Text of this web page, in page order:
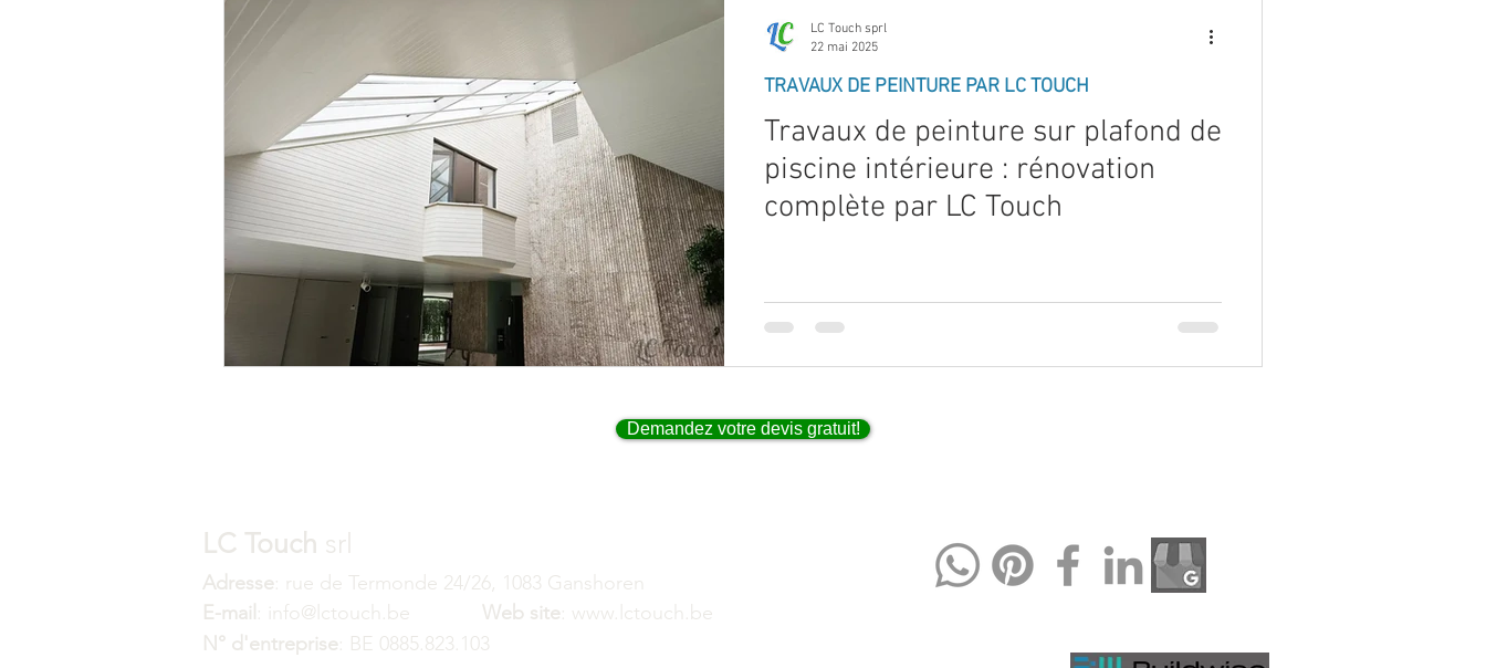
Rénovation de cage d'Escalier Travaux de menuiserie LC Touch
Travaux de Plafonnage Carrelage intérieur & extérieur
Pose et rénovation de Parquet Pose de Tapis pour Bureaux
Faux-Plafond Suspendu Rénovation de Bureaux
Vernissage - Vitrification parquets
Travaux de peinture sur plafond de
piscine intérieure : rénovation
complète par LC Touch
TRAVAUX DE PEINTURE PAR LC TOUCH
LC Touch sprl
22 mai 2025
Demandez votre devis gratuit!
LC Touch srl
Adresse: rue de Termonde 24/26, 1083 Ganshoren
E-mail : info@lctouch.be Web site: www.lctouch.be
N° d'entreprise: BE 0885.823.103